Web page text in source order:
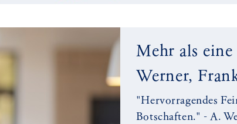
Mehr als
Werner,
"Hervorragendes
Botschaften." - A.